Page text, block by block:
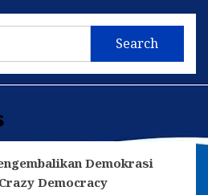
Search
Demokrasi
Democracy